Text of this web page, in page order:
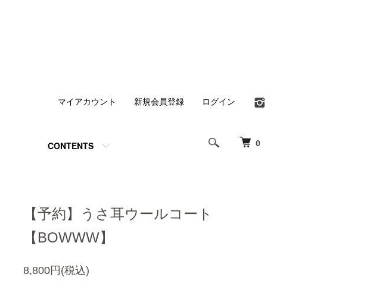
0
CONTENTS
マイアカウント 新規会員登録 ログイン
【予約】うさ耳ウールコート
【BOWWW】
8,800円(税込)